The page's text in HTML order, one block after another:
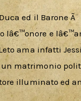
ed il Barone
lâ€™onore e
ama infatti
matrimonio
illuminato ed